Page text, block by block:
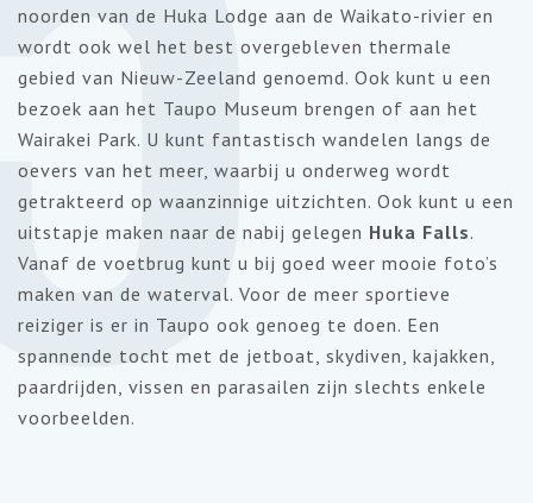
noorden van de Huka Lodge aan de Waikato-rivier en
wordt ook wel het best overgebleven thermale
gebied van Nieuw-Zeeland genoemd. Ook kunt u een
bezoek aan het Taupo Museum brengen of aan het
Wairakei Park. U kunt fantastisch wandelen langs de
oevers van het meer, waarbij u onderweg wordt
getrakteerd op waanzinnige uitzichten. Ook kunt u een
uitstapje maken naar de nabij gelegen Huka Falls.
Vanaf de voetbrug kunt u bij goed weer mooie foto’s
maken van de waterval. Voor de meer sportieve
reiziger is er in Taupo ook genoeg te doen. Een
spannende tocht met de jetboat, skydiven, kajakken,
paardrijden, vissen en parasailen zijn slechts enkele
voorbeelden.